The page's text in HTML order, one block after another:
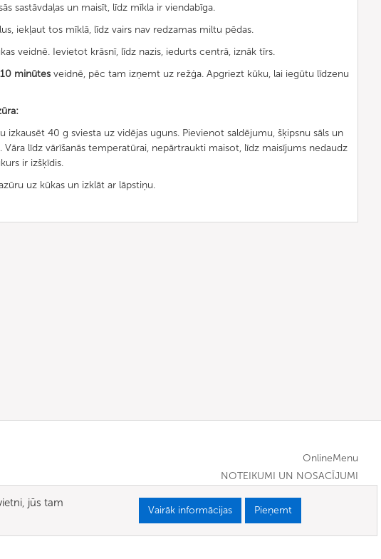
sastāvdaļas un maisīt, līdz mīkla ir viendabīga.
iekļaut tos mīklā, līdz vairs nav redzamas miltu pēdas.
veidnē. Ievietot krāsnī, līdz nazis, iedurts centrā, iznāk tīrs.
10 minūtes veidnē, pēc tam izņemt uz režģa. Apgriezt kūku, lai iegūtu līdzenu
izkausēt 40 g sviesta uz vidējas uguns. Pievienot saldējumu, šķipsnu sāls un
Vāra līdz vārīšanās temperatūrai, nepārtraukti maisot, līdz maisījums nedaudz
ir izšķīdis.
uz kūkas un izklāt ar lāpstiņu.
OnlineMenu
NOTEIKUMI UN NOSACĪJUMI
jūs tam
Vairāk informācijas Pieņemt